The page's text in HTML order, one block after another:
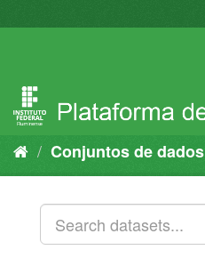
para
Conjuntos de dados